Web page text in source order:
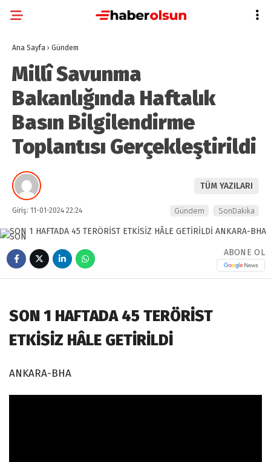
Ana Sayfa › Gündem
Millî Savunma
Bakanlığında Haftalık
Basın Bilgilendirme
Toplantısı Gerçekleştirildi
TÜM YAZILARI
Giriş: 11-01-2024 22:24 Gündem SonDakika
ABONE OL
SON 1 HAFTADA 45 TERÖRİST
ETKİSİZ HÂLE GETİRİLDİ
ANKARA-BHA